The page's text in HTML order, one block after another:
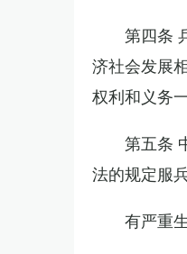
第四条
济社会发展
权利和义务
第五条
法的规定服兵
有严重